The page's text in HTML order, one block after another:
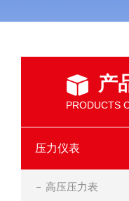
产
PRODUCTS
压力仪表
高压压力表